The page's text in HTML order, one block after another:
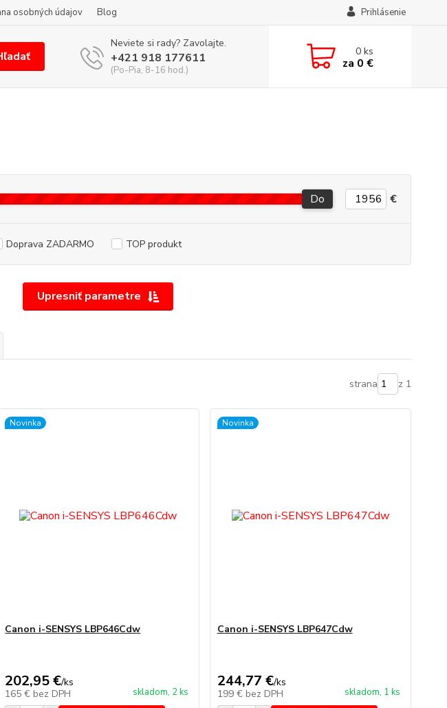
osobných údajov Blog Prihlásenie
Neviete si rady? Zavolajte.
+421 918 177611
(Po-Pia, 8-16 hod.)
0ks
za 0 €
Upresniť parametre
Do €
Doprava ZADARMO TOP produkt
strana z 1
Novinka
Canon i-SENSYS LBP646Cdw
202,95 €/ks
165 € bez DPH skladom, 2 ks
Novinka
Canon i-SENSYS LBP647Cdw
244,77 €/ks
199 € bez DPH skladom, 1 ks